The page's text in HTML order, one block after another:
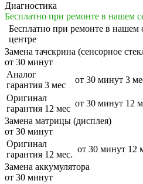
Диагностика
Бесплатно при ремонте в нашем
Бесплатно при ремонте в нашем
центре
Замена тачскрина (сенсорное
от 30 минут
Аналог
гарантия 3 мес
от 30 минут 3
Оригинал
гарантия 12 мес
от 30 минут 12
Замена матрицы (дисплея)
от 30 минут
Оригинал
гарантия 12 мес.
от 30 минут 12
Замена аккумулятора
от 30 минут